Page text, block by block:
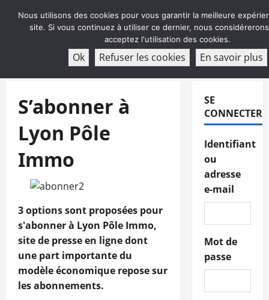
ABONNEMENT
S’abonner à
Lyon Pôle
Immo
3 options sont proposées pour
s'abonner à Lyon Pôle Immo,
site de presse en ligne dont
une part importante du
modèle économique repose sur
les abonnements.
SE
CONNECTER
Identifiant
ou
adresse
e-mail
Mot de
passe
Nous utilisons des cookies pour vous garantir la meilleure
site. Si vous continuez à utiliser ce dernier, nous
acceptez l'utilisation des cookies.
Ok Refuser les cookies En savoir plus